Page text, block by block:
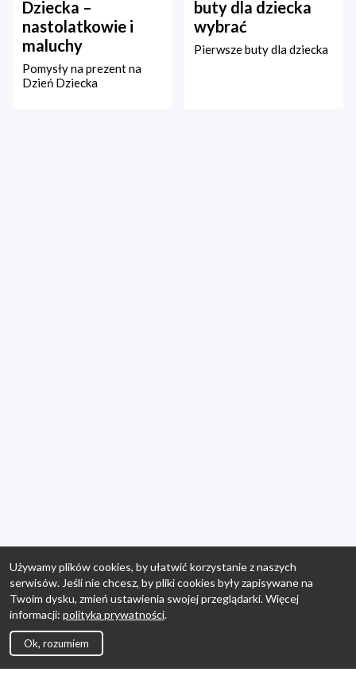
Dziecka –
nastolatkowie i
maluchy
Pomysły na prezent na
Dzień Dziecka
buty dla dziecka
wybrać
Pierwsze buty dla dziecka
Używamy plików cookies, by ułatwić korzystanie z naszych
serwisów. Jeśli nie chcesz, by pliki cookies były zapisywane na
Twoim dysku, zmień ustawienia swojej przeglądarki. Więcej
informacji: polityka prywatności.
Ok, rozumiem